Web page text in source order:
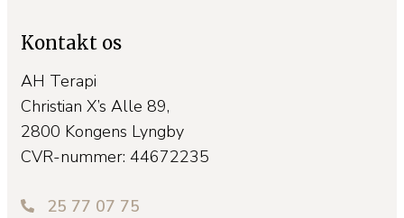
Kontakt os
AH Terapi
Christian X’s Alle 89,
2800 Kongens Lyngby
CVR-nummer: 44672235
25 77 07 75